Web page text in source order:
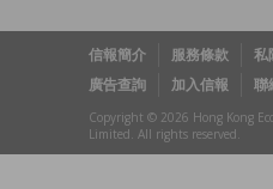
信報簡介 服務條款 私
廣告查詢
加入信報 聯
Copyright © 2026 Hong Kong
Limited. All rights reserved.